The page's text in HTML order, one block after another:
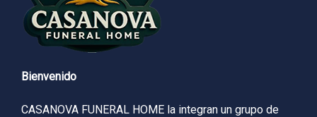
Bienvenido
CASANOVA FUNERAL HOME la integran un grupo de